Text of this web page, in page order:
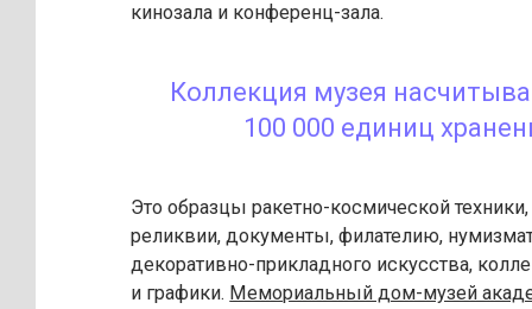
кинозала и конференц-зала.
Коллекция музея
100 000 единиц
Это образцы ракетно-космической
реликвии, документы, филателию,
декоративно-прикладного искусства,
и графики. Мемориальный дом-музей